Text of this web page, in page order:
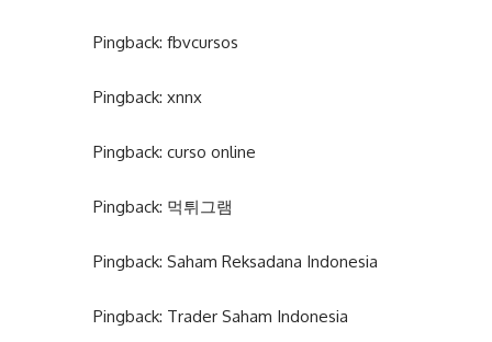
Pingback: fbvcursos
Pingback: xnnx
Pingback: curso online
Pingback: 먹튀그램
Pingback: Saham Reksadana Indonesia
Pingback: Trader Saham Indonesia